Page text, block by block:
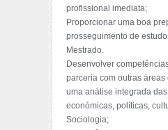
profissional imediata;
Proporcionar uma boa
prosseguimento de
Mestrado.
Desenvolver
parceria com outras
uma análise integrada
económicas, políticas,
Sociologia;